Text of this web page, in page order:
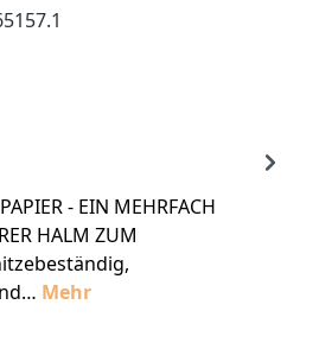
- EIN MEHRFACH
HALM ZUM
Mehr